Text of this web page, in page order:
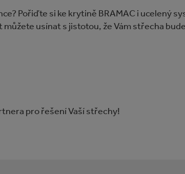
Pořiďte si ke krytině BRAMAC i ucelený
usínat s jistotou, že Vám střecha
pro řešení Vaší střechy!